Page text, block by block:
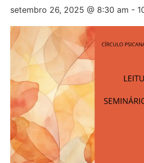
setembro 26, 2025 @ 8:30 am -